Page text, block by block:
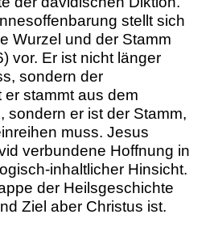
stellt sich
Wurzel und der Stamm
vor. Er ist nicht länger
sondern der
stammt aus dem
sondern er ist der Stamm,
muss. Jesus
verbundene Hoffnung in
inhaltlicher Hinsicht.
der Heilsgeschichte
Ziel aber Christus ist.